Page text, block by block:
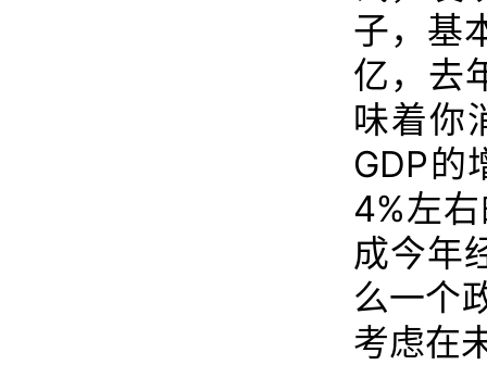
子，基
亿，去
味着你
GDP的
4%左
成今年
么一个
考虑在